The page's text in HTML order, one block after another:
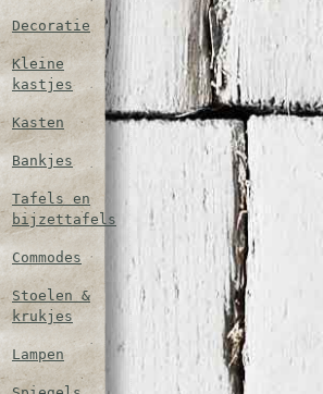
Decoratie
Kleine
kastjes
Kasten
Bankjes
Tafels en
bijzettafels
Commodes
Stoelen &
krukjes
Lampen